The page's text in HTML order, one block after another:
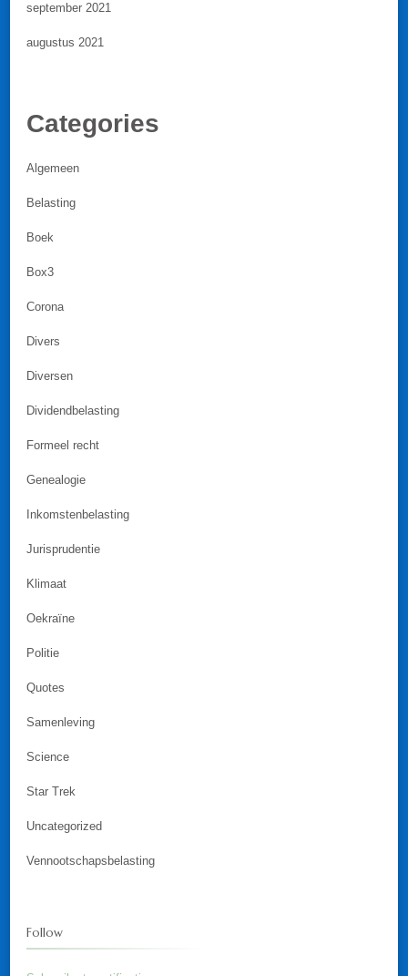
september 2021
augustus 2021
Categories
Algemeen
Belasting
Boek
Box3
Corona
Divers
Diversen
Dividendbelasting
Formeel recht
Genealogie
Inkomstenbelasting
Jurisprudentie
Klimaat
Oekraïne
Politie
Quotes
Samenleving
Science
Star Trek
Uncategorized
Vennootschapsbelasting
Follow